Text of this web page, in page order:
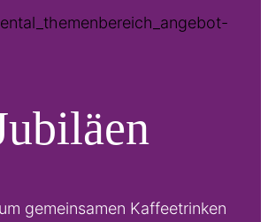
gemeinsamen Kaffeetrinken